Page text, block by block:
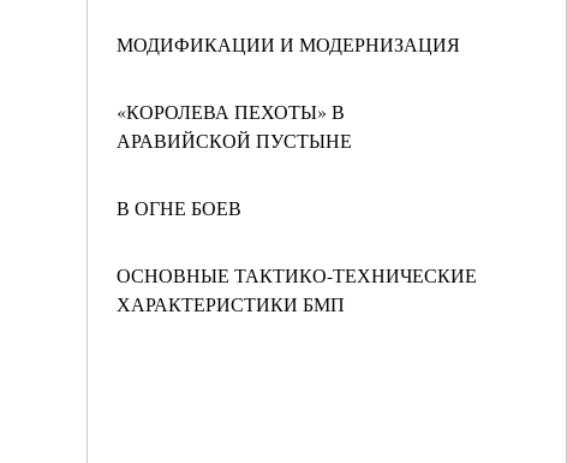
МОДИФИКАЦИИ И МОДЕРНИЗАЦИЯ
«КОРОЛЕВА ПЕХОТЫ» В
АРАВИЙСКОЙ ПУСТЫНЕ
В ОГНЕ БОЕВ
ОСНОВНЫЕ ТАКТИКО-ТЕХНИЧЕСКИЕ
ХАРАКТЕРИСТИКИ БМП